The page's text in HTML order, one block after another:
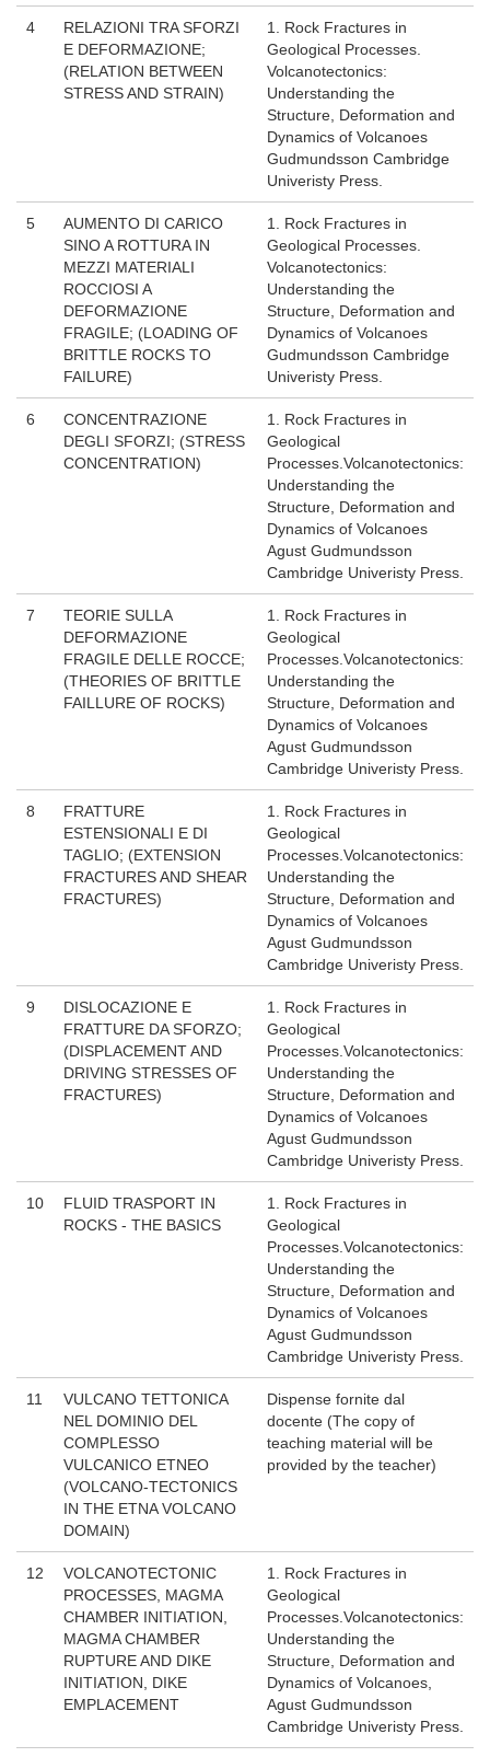
4
RELAZIONI TRA SFORZI
E DEFORMAZIONE;
(RELATION BETWEEN
STRESS AND STRAIN)
1. Rock Fractures in
Geological Processes.
Volcanotectonics:
Understanding the
Structure, Deformation and
Dynamics of Volcanoes
Gudmundsson Cambridge
Univeristy Press.
5
AUMENTO DI CARICO
SINO A ROTTURA IN
MEZZI MATERIALI
ROCCIOSI A
DEFORMAZIONE
FRAGILE; (LOADING OF
BRITTLE ROCKS TO
FAILURE)
1. Rock Fractures in
Geological Processes.
Volcanotectonics:
Understanding the
Structure, Deformation and
Dynamics of Volcanoes
Gudmundsson Cambridge
Univeristy Press.
6
CONCENTRAZIONE
DEGLI SFORZI; (STRESS
CONCENTRATION)
1. Rock Fractures in
Geological
Processes.Volcanotectonics:
Understanding the
Structure, Deformation and
Dynamics of Volcanoes
Agust Gudmundsson
Cambridge Univeristy Press.
7
TEORIE SULLA
DEFORMAZIONE
FRAGILE DELLE ROCCE;
(THEORIES OF BRITTLE
FAILLURE OF ROCKS)
1. Rock Fractures in
Geological
Processes.Volcanotectonics:
Understanding the
Structure, Deformation and
Dynamics of Volcanoes
Agust Gudmundsson
Cambridge Univeristy Press.
8
FRATTURE
ESTENSIONALI E DI
TAGLIO; (EXTENSION
FRACTURES AND SHEAR
FRACTURES)
1. Rock Fractures in
Geological
Processes.Volcanotectonics:
Understanding the
Structure, Deformation and
Dynamics of Volcanoes
Agust Gudmundsson
Cambridge Univeristy Press.
9
DISLOCAZIONE E
FRATTURE DA SFORZO;
(DISPLACEMENT AND
DRIVING STRESSES OF
FRACTURES)
1. Rock Fractures in
Geological
Processes.Volcanotectonics:
Understanding the
Structure, Deformation and
Dynamics of Volcanoes
Agust Gudmundsson
Cambridge Univeristy Press.
10
FLUID TRASPORT IN
ROCKS - THE BASICS
1. Rock Fractures in
Geological
Processes.Volcanotectonics:
Understanding the
Structure, Deformation and
Dynamics of Volcanoes
Agust Gudmundsson
Cambridge Univeristy Press.
11
VULCANO TETTONICA
NEL DOMINIO DEL
COMPLESSO
VULCANICO ETNEO
(VOLCANO-TECTONICS
IN THE ETNA VOLCANO
DOMAIN)
Dispense fornite dal
docente (The copy of
teaching material will be
provided by the teacher)
12
VOLCANOTECTONIC
PROCESSES, MAGMA
CHAMBER INITIATION,
MAGMA CHAMBER
RUPTURE AND DIKE
INITIATION, DIKE
EMPLACEMENT
1. Rock Fractures in
Geological
Processes.Volcanotectonics:
Understanding the
Structure, Deformation and
Dynamics of Volcanoes,
Agust Gudmundsson
Cambridge Univeristy Press.